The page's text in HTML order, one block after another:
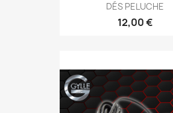
DÉS PELUCHE
12,00 €